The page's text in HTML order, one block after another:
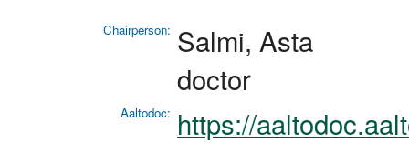
Chairperson: Salmi, Asta
doctor
Aaltodoc: https://